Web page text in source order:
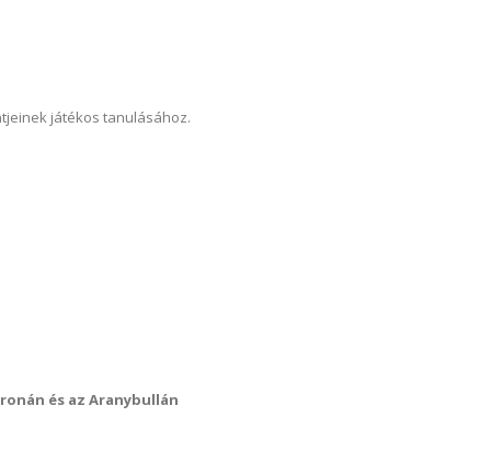
játékos tanulásához.
és az Aranybullán